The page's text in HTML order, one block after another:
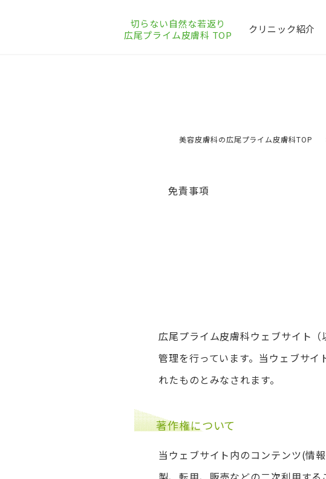
切らない自然な若返り
広尾プライム皮膚科 TOP
クリニック紹介
美容皮膚科の広尾プライム皮膚科TOP
免責事項
広尾プライム皮膚科ウェブサイト
管理を行っています。当ウェブサ
れたものとみなされます。
著作権について
当ウェブサイト内のコンテンツ(情